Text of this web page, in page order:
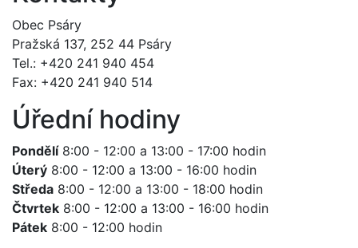
Obec Psáry
Pražská 137, 252 44 Psáry
Tel.: +420 241 940 454
Fax: +420 241 940 514
Úřední hodiny
Pondělí8:00 - 12:00 a 13:00 - 17:00 hodin
Úterý 8:00 - 12:00 a 13:00 - 16:00 hodin
Středa 8:00 - 12:00 a 13:00 - 18:00 hodin
Čtvrtek 8:00 - 12:00 a 13:00 - 16:00 hodin
Pátek 8:00 - 12:00 hodin